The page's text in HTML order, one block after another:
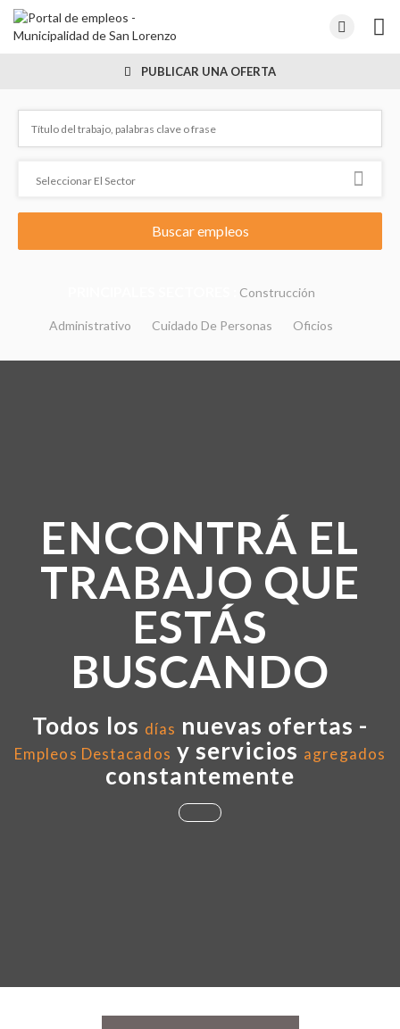
PUBLICAR UNA OFERTA
Construcción
Administrativo Cuidado De Personas Oficios
ENCONTRÁ EL
TRABAJO QUE
ESTÁS
BUSCANDO
Todos los días nuevas ofertas -
Empleos Destacados y servicios agregados
constantemente